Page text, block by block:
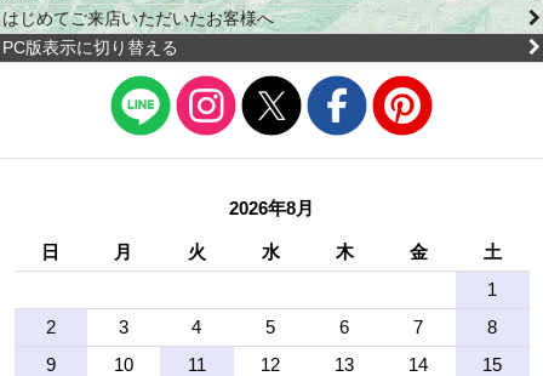
はじめてご来店いただいたお客様へ
PC版表示に切り替える
2026年8月
日 月 火 水 木 金
土
1
2
3 4 5 6 7
8
9
10 11 12 13 14
15